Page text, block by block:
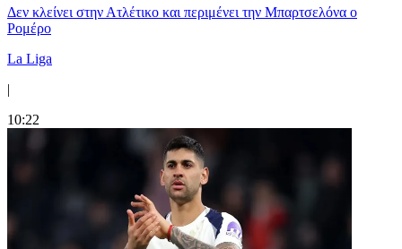
Δεν κλείνει στην Ατλέτικο και περιμένει την Μπαρτσελόνα ο
Ρομέρο
La Liga
|
10:22